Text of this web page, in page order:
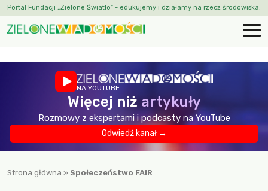
Portal Fundacji „Zielone Światło” - edukujemy i działamy na rzecz środowiska.
NA YOUTUBE
Więcej niż artykuły
Rozmowy z ekspertami i podcasty na YouTube
Odwiedź kanał →
Strona główna » Społeczeństwo FAIR